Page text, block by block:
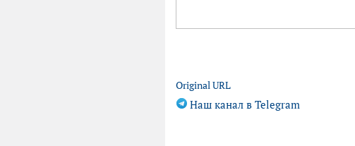
Original URL
Наш канал в Telegram